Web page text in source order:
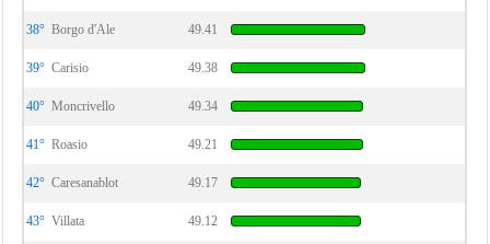
38° Borgo d'Ale 49.41
39° Carisio 49.38
40° Moncrivello 49.34
41° Roasio 49.21
42° Caresanablot 49.17
43° Villata 49.12